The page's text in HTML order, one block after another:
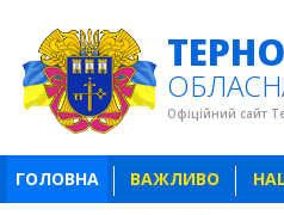
Офіційний сайт
ГОЛОВНА ВАЖЛИВО